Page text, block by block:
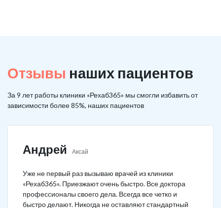
Отзывы наших пациентов
За 9 лет работы клиники «Рехаб365» мы смогли избавить от
зависимости более 85%, наших пациентов
Андрей Аксай
Уже не первый раз вызываю врачей из клиники
«Рехаб365». Приезжают очень быстро. Все доктора
профессионалы своего дела. Всегда все четко и
быстро делают. Никогда не оставляют стандартный